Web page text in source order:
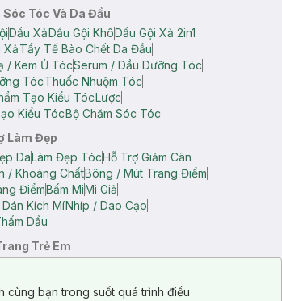
Sóc Tóc Và Da Đầu
Dầu XảDầu Gội KhôDầu Gội Xả 2in1
XảTẩy Tế Bào Chết Da Đầu
/ Kem Ủ TócSerum / Dầu Dưỡng Tóc
TócThuốc Nhuộm Tóc
Tạo Kiểu TócLược
Kiểu TócBộ Chăm Sóc Tóc
Làm Đẹp
DaLàm Đẹp TócHỗ Trợ Giảm Cân
/ Khoáng ChấtBông / Mút Trang Điểm
ĐiểmBấm MiMi Giả
Kích MíNhíp / Dao Cạo
Dầu
Trẻ Em
cùng bạn trong suốt quá trình điều